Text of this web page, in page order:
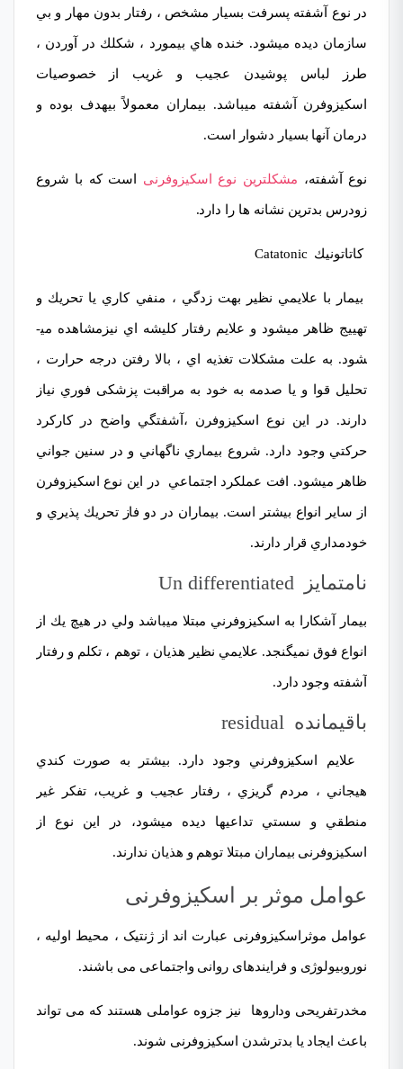
در نوع آشفته پسرفت بسيار مشخص ، رفتار بدون مهار و بي
­سازمان ديده مي­شود. خنده ­هاي بي­مورد ، شكلك در آوردن ،
طرز لباس پوشيدن عجيب و غريب از خصوصيات
اسكيزوفرن آشفته مي­باشد. بيماران معمولاً بي­هدف بوده و
درمان آن­ها بسيار دشوار است.
نوع آشفته، مشكل­ترين نوع اسكيزوفرنی است كه با شروع
زودرس بدترين نشانه ها را دارد.
كاتاتونيك Catatonic
بيمار با علايمي نظير بهت زدگي ، منفي كاري يا تحريك و
تهييج ظاهر مي­شود و علايم رفتار كليشه ­اي نیزمشاهده مي­
شود. به علت مشكلات تغذيه­ اي ، بالا رفتن درجه حرارت ،
تحليل قوا و يا صدمه به خود به مراقبت پزشکی فوري نياز
دارند. در این نوع اسکیزوفرن ،آشفتگي واضح در كاركرد
حركتي وجود دارد. شروع بيماري ناگهاني و در سنين جواني
ظاهر مي­شود. افت عملكرد اجتماعي در اين نوع اسكيزوفرن
از ساير انواع بيشتر است. بيماران در دو فاز تحريك پذيري و
خودمداري قرار دارند.
نامتمايز Un differentiated
بيمار آشكارا به اسكيزوفرني مبتلا مي­باشد ولي در هيچ يك از
انواع فوق نمي­گنجد. علايمي نظير هذيان ، توهم ، تكلم ورفتار
آشفته وجود دارد.
باقي­مانده residual
علايم اسكيزوفرني وجود دارد. بيشتر به صورت كندي
هيجاني ، مردم گريزي ، رفتار عجیب و غریب، تفكر غير
منطقي و سستي تداعي­ها ديده مي­شود، در این نوع از
اسکیزوفرنی بیماران مبتلا توهم و هذيان ندارند.
عوامل موثر بر اسکیزوفرنی
عوامل موثراسکیزوفرنی عبارت اند از ژنتیک ، محیط اولیه ،
نوروبیولوژی و فرایندهای روانی واجتماعی می باشند.
مخدرتفریحی وداروها نیز جزوه عواملی هستند که می تواند
باعث ایجاد یا بدترشدن اسکیزوفرنی شوند.